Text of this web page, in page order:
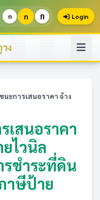
ก ก ก Login
ง
ะการเสนอราคา จ้าง
เสนอราคา
ไวนิล
ชำระที่ดิน
าษีป้าย